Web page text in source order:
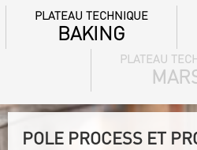
PLATEAU TECHNIQUE
BAKING
PLATEAU
POLE PROCESS ET